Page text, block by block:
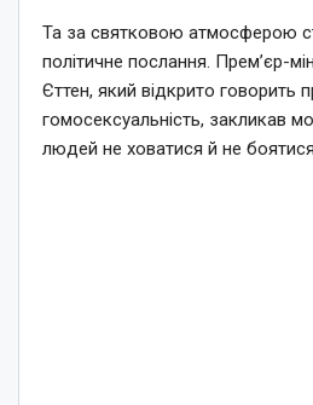
Та за святковою атмосферою
політичне послання. Прем’єр-
Єттен, який відкрито говорить
гомосексуальність, закликав
людей не ховатися й не